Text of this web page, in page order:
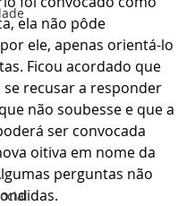
ela não pôde
ele, apenas orientá-lo
Ficou acordado que
se recusar a responder
não soubesse e que a
ser convocada
oitiva em nome da
perguntas não